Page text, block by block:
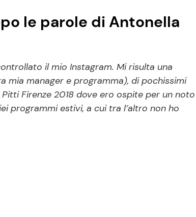
le parole di Antonella
il mio Instagram. Mi risulta una
mia manager e programma), di pochissimi
Firenze 2018 dove ero ospite per un noto
programmi estivi, a cui tra l’altro non ho